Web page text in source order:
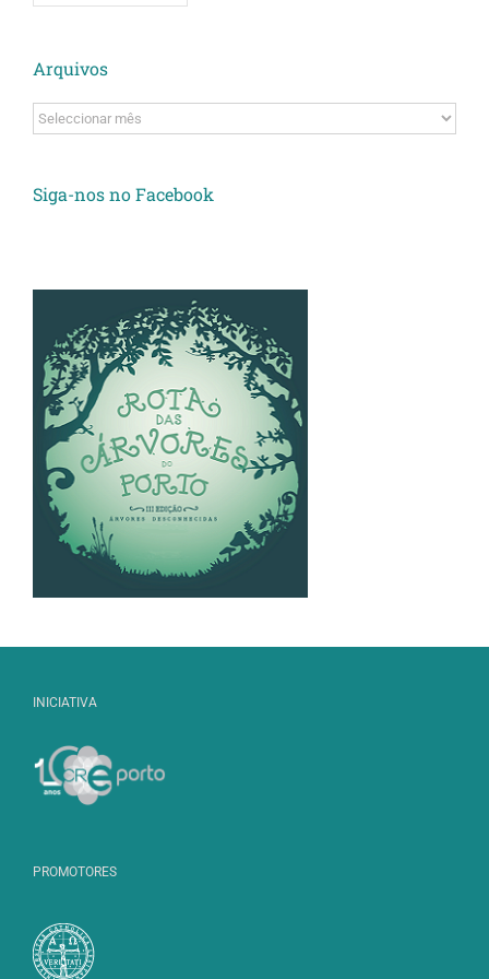
Arquivos
Arquivos
Siga-nos no Facebook
INICIATIVA
PROMOTORES